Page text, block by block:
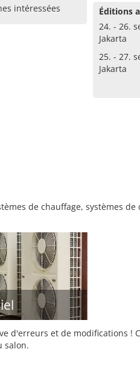
intéressées
Éditions
24. - 26.
Jakarta
25. - 27.
Jakarta
de chauffage, systèmes
d'erreurs et de modifications
salon.